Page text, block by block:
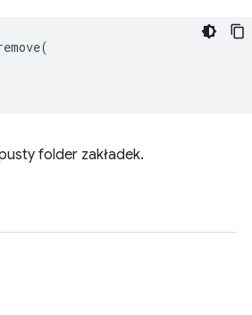
(
folder zakładek.